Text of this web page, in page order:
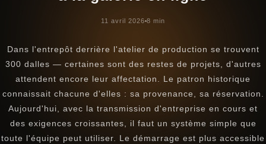
11 avril 2026 8 min
Dans l'entrepôt derrière l'atelier de production se trouvent
300 dalles — certaines sont des restes de projets, d'autres
attendent encore leur affectation. Le patron historique
connaissait chacune d'elles : sa provenance, sa réservation.
Aujourd'hui, avec la transmission d'entreprise en cours et
des exigences croissantes, il faut un système simple que
toute l'équipe peut utiliser. Le démarrage est plus accessible